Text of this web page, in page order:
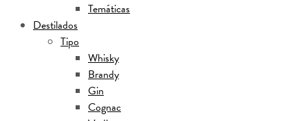
Temáticas
Destilados
Tipo
Whisky
Brandy
Gin
Cognac